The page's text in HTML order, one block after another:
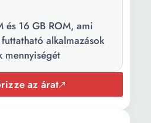
Zenélő
USB Wi-Fi
USB 1 x GPS-antenna 1
1 x
és 16 GB ROM, ami
alkalmazások
mennyiségét
az árat